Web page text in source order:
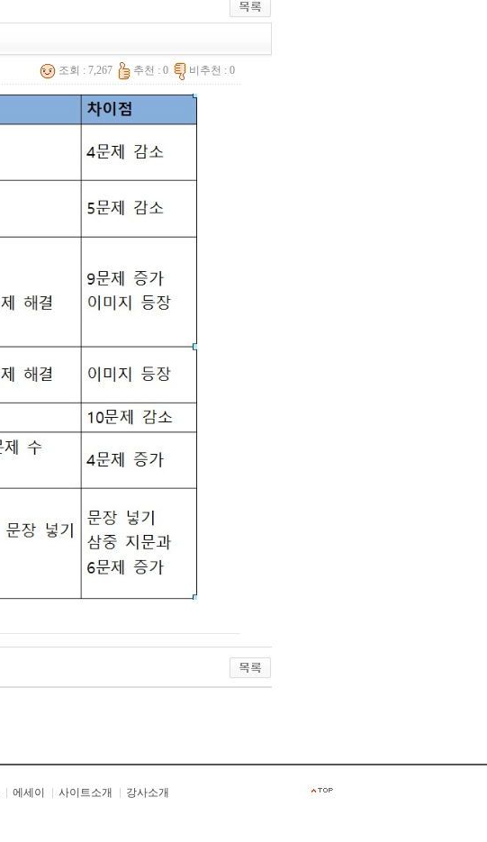
조회 : 7,267 추천 : 0 비추천 : 0
에세이 사이트소개 강사소개